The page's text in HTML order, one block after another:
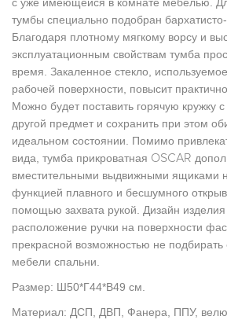
с уже имеющейся в комнате мебелью.
тумбы специально подобран
Благодаря плотному мягкому ворсу и
эксплуатационным свойствам тумба
время. Закаленное стекло,
рабочей поверхности, повысит
Можно будет поставить горячую кружку
другой предмет и сохранить при этом
идеальном состоянии. Помимо
вида, тумба прикроватная ОSCAR
вместительными выдвижными ящиками
функцией плавного и бесшумного
помощью захвата рукой. Дизайн
расположение ручки на поверхности
прекрасной возможностью не
мебели спальни.
Размер: Ш50*Г44*В49 см.
Материал: ДСП, ДВП, Фанера, ППУ,